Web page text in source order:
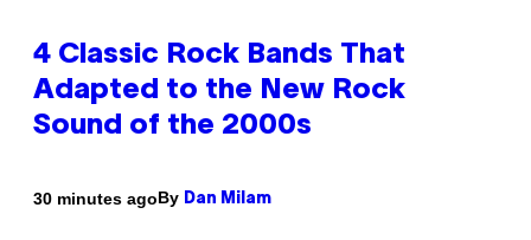
4 Classic Rock Bands That
Adapted to the New Rock
Sound of the 2000s
30 minutes agoBy Dan Milam